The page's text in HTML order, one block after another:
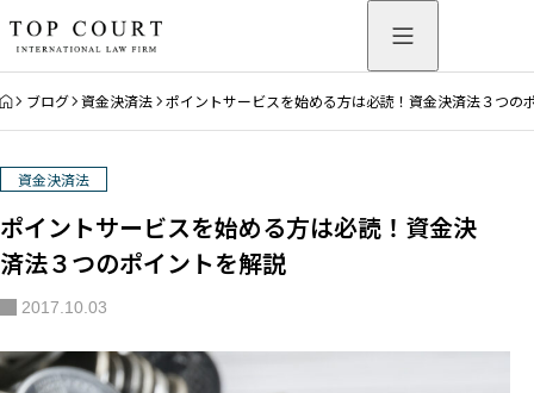
HOME
ブログ 資金決済法 ポイントサービスを始める方は必読！資金決済法３つの
資金決済法
ポイントサービスを始める方は必読！資金決
済法３つのポイントを解説
2017.10.03